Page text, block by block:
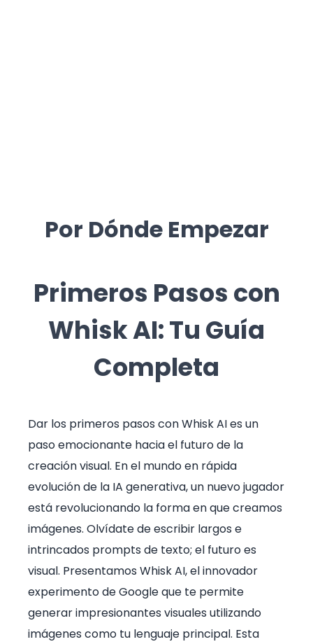
Por Dónde Empezar
Primeros Pasos con
Whisk AI: Tu Guía
Completa
Dar los primeros pasos con Whisk AI es un
paso emocionante hacia el futuro de la
creación visual. En el mundo en rápida
evolución de la IA generativa, un nuevo jugador
está revolucionando la forma en que creamos
imágenes. Olvídate de escribir largos e
intrincados prompts de texto; el futuro es
visual. Presentamos Whisk AI, el innovador
experimento de Google que te permite
generar impresionantes visuales utilizando
imágenes como tu lenguaje principal. Esta